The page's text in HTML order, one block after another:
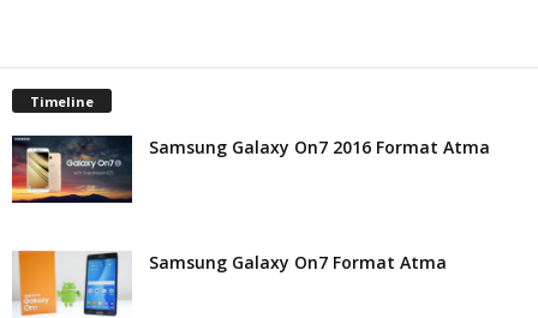
Timeline
Samsung Galaxy On7 2016 Format Atma
Samsung Galaxy On7 Format Atma